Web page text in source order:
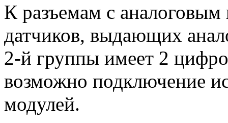
К разъемам с
датчиков, выдающих
2-й группы имеет 2
возможно подключение
модулей.